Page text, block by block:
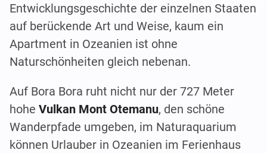
Entwicklungsgeschichte der einzelnen Staaten
auf berückende Art und Weise, kaum ein
Apartment in Ozeanien ist ohne
Naturschönheiten gleich nebenan.
Auf Bora Bora ruht nicht nur der 727 Meter
hohe Vulkan Mont Otemanu, den schöne
Wanderpfade umgeben, im Naturaquarium
können Urlauber in Ozeanien im Ferienhaus